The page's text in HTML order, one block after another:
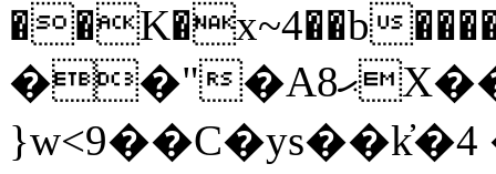
��K�x~4��b
��"�Aޙ8X��M��K�D
}w<9��C�ys��k҆�޼� :���4�� 4�E0���oӮ�